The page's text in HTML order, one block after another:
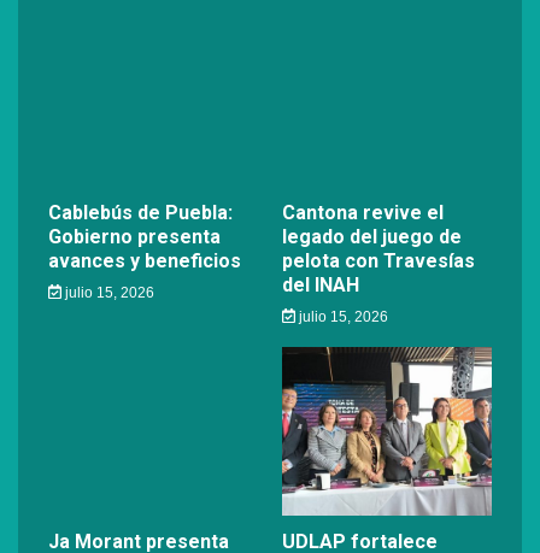
Cablebús de Puebla:
Gobierno presenta
avances y beneficios
julio 15, 2026
Cantona revive el
legado del juego de
pelota con Travesías
del INAH
julio 15, 2026
Ja Morant presenta UDLAP fortalece